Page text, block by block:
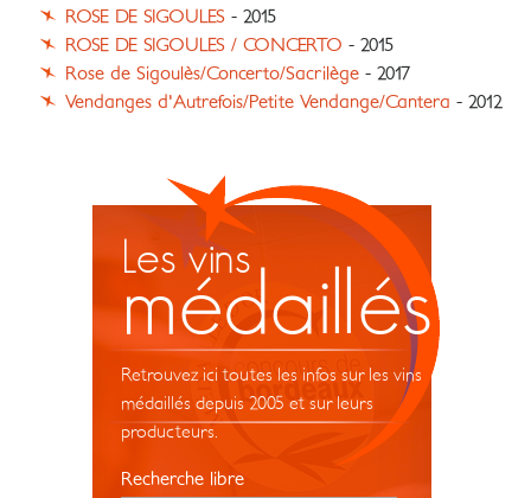
ROSE DE SIGOULES - 2015
ROSE DE SIGOULES / CONCERTO - 2015
Rose de Sigoulès/Concerto/Sacrilège - 2017
Vendanges d'Autrefois/Petite Vendange/Cantera - 2012
Les vins
médaillés
Retrouvez ici toutes les infos sur les vins
médaillés depuis 2005 et sur leurs
producteurs.
Recherche libre